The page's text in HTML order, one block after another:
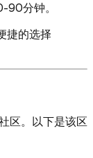
90分钟。
捷的选择
区。以下是该区